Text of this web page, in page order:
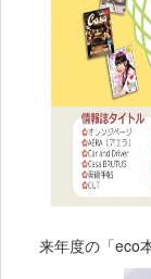
来年度の「eco